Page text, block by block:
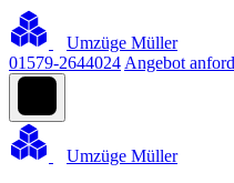
Umzüge Müller
01579-2644024 Angebot
Umzüge Müller